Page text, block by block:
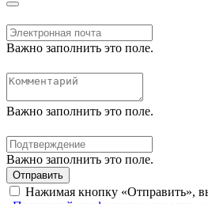
Важно заполнить это поле.
Важно заполнить это поле.
Важно заполнить это поле.
Отправить
Нажимая кнопку «Отправить»,